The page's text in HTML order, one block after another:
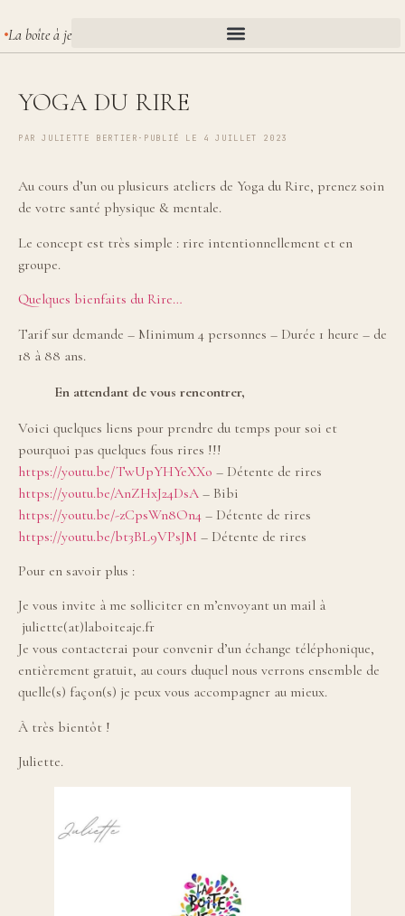
La boîte à je
YOGA DU RIRE
PARJULIETTE BERTIER · PUBLIÉ LE 4 JUILLET 2023
Au cours d’un ou plusieurs ateliers de Yoga du Rire, prenez soin
de votre santé physique & mentale.
Le concept est très simple : rire intentionnellement et en
groupe.
Quelques bienfaits du Rire…
Tarif sur demande – Minimum 4 personnes – Durée 1 heure – de
18 à 88 ans.
En attendant de vous rencontrer,
Voici quelques liens pour prendre du temps pour soi et
pourquoi pas quelques fous rires !!!
https://youtu.be/TwUpYHYeXXo – Détente de rires
https://youtu.be/AnZHxJ24DsA – Bibi
https://youtu.be/-zCpsWn8On4 – Détente de rires
https://youtu.be/bt3BL9VPsJM – Détente de rires
Pour en savoir plus :
Je vous invite à me solliciter en m’envoyant un mail à
juliette(at)laboiteaje.fr
Je vous contacterai pour convenir d’un échange téléphonique,
entièrement gratuit, au cours duquel nous verrons ensemble de
quelle(s) façon(s) je peux vous accompagner au mieux.
À très bientôt !
Juliette.